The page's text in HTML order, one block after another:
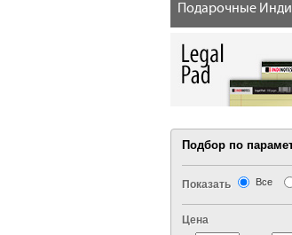
Подарочные
Подбор по
Показать Все
Цена